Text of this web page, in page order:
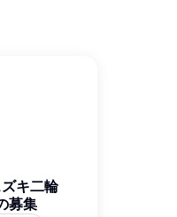
キ二輪
募集